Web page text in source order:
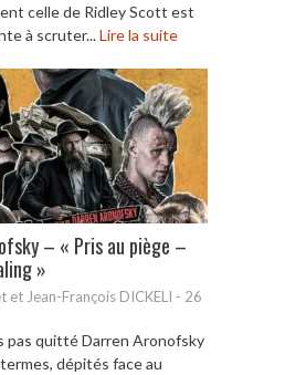
celle de Ridley Scott est
à scruter...Lire la suite
– « Pris au piège –
»
et Jean-François DICKELI - 26
pas quitté Darren Aronofsky
dépités face au